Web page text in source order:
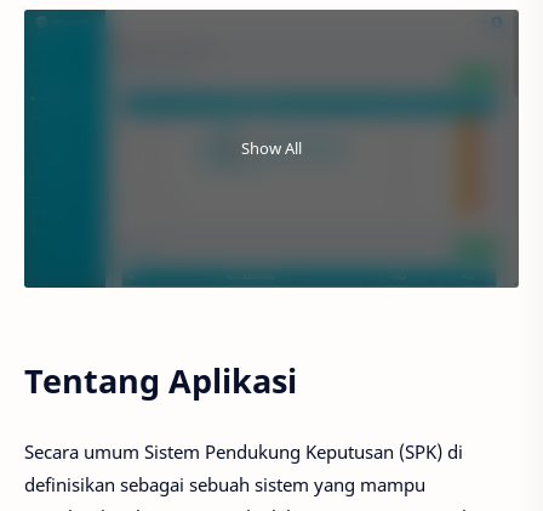
Show All
Tentang Aplikasi
Secara umum Sistem Pendukung Keputusan (SPK) di
definisikan sebagai sebuah sistem yang mampu